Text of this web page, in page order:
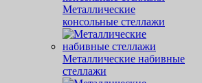
Металлические
консольные стеллажи
Металлические набивные
стеллажи